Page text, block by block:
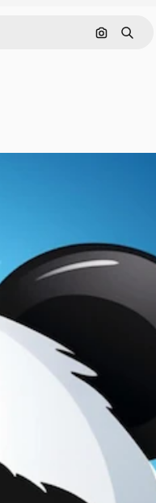
Tìm kiếm
Tìm